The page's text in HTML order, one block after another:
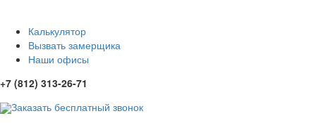
Калькулятор
Вызвать замерщика
Наши офисы
+7 (812) 313-26-71
Заказать бесплатный звонок